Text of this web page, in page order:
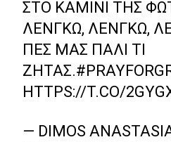
ΣΤΟ ΚΑΜΊΝΙ ΤΗΣ
ΛΈΝΓΚΩ, ΛΈΝΓΚΩ,
ΠΕΣ ΜΑΣ ΠΆΛΙ ΤΙ
ΖΗΤΆΣ.
HTTPS://T.CO/
— DIMOS